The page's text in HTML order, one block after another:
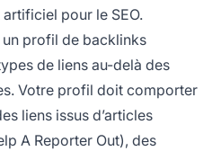
pour le SEO.
profil de backlinks
de liens au-delà des
Votre profil doit comporter
liens issus d’articles
A Reporter Out), des